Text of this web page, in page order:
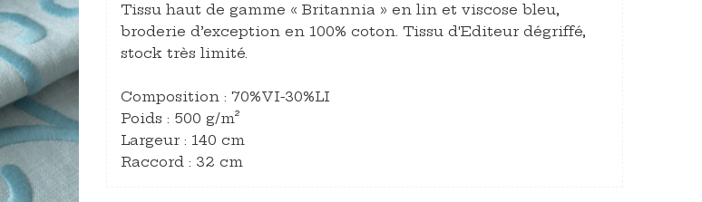
Tissu haut de gamme « Britannia » en lin et viscose bleu,
broderie d’exception en 100% coton. Tissu d'Editeur dégriffé,
stock très limité.
Composition : 70%VI-30%LI
Poids : 500 g/m²
Largeur : 140 cm
Raccord : 32 cm